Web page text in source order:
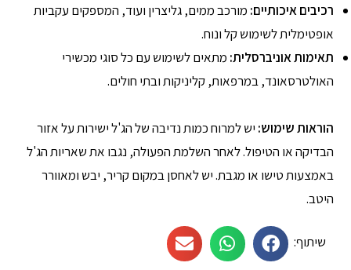
רכיבים איכותיים: מורכב ממים, גליצרין ועוד, המספקים עקביות
אופטימלית לשימוש קל ונוח.
תאימות אוניברסלית: מתאים לשימוש עם כל סוגי מכשירי
האולטרסאונד, במרפאות, קליניקות ובתי חולים.
הוראות שימוש: יש למרוח כמות נדיבה של הג'ל ישירות על אזור
הבדיקה או הטיפול. לאחר השלמת הפעולה, נגבו את שאריות הג'ל
באמצעות טישו או מגבת. יש לאחסן במקום קריר, יבש ומאוורר
היטב.
שיתוף: